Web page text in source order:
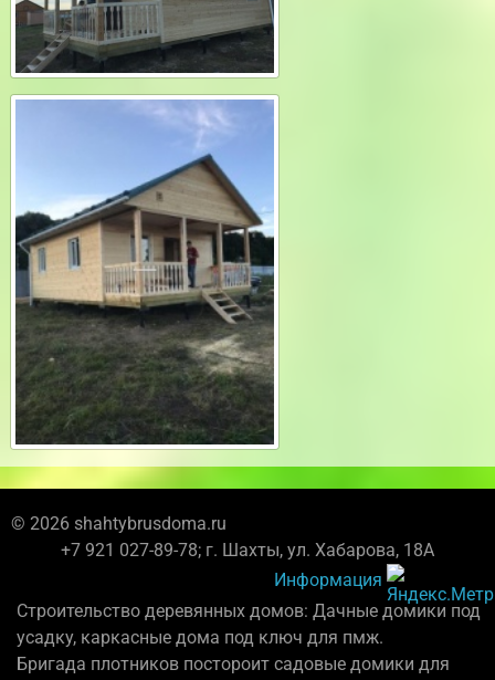
© 2026 shahtybrusdoma.ru
+7 921 027-89-78; г. Шахты, ул. Хабарова, 18А
Информация
Строительство деревянных домов: Дачные домики под
усадку, каркасные дома под ключ для пмж.
Бригада плотников постороит садовые домики для